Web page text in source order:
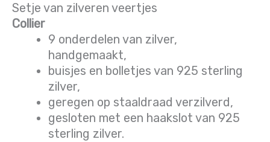
Setje van zilveren veertjes
Collier
9 onderdelen van zilver,
handgemaakt,
buisjes en bolletjes van 925 sterling
zilver,
geregen op staaldraad verzilverd,
gesloten met een haakslot van 925
sterling zilver.